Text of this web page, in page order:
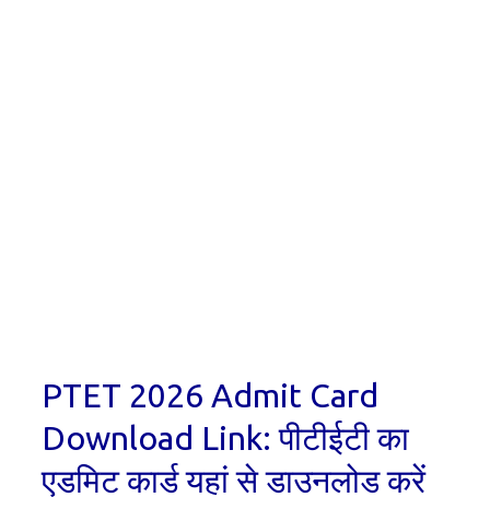
PTET 2026 Admit Card
Download Link: पीटीईटी का
एडमिट कार्ड यहां से डाउनलोड करें